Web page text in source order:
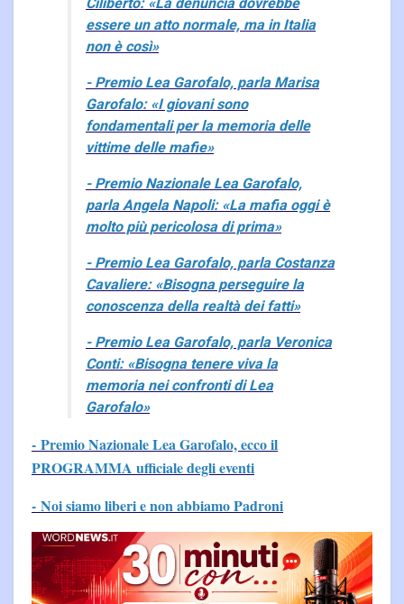
essere un atto normale, ma in Italia
non è così»
- Premio Lea Garofalo, parla Marisa
Garofalo: «I giovani sono
fondamentali per la memoria delle
vittime delle mafie»
- Premio Nazionale Lea Garofalo,
parla Angela Napoli: «La mafia oggi è
molto più pericolosa di prima»
- Premio Lea Garofalo, parla Costanza
Cavaliere: «Bisogna perseguire la
conoscenza della realtà dei fatti»
- Premio Lea Garofalo, parla Veronica
Conti: «Bisogna tenere viva la
memoria nei confronti di Lea
Garofalo»
- Premio Nazionale Lea Garofalo, ecco il
PROGRAMMA ufficiale degli eventi
- Noi siamo liberi e non abbiamo Padroni